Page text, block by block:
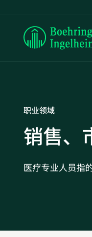
Boehringer
职业领域
销售、
医疗专业人员指